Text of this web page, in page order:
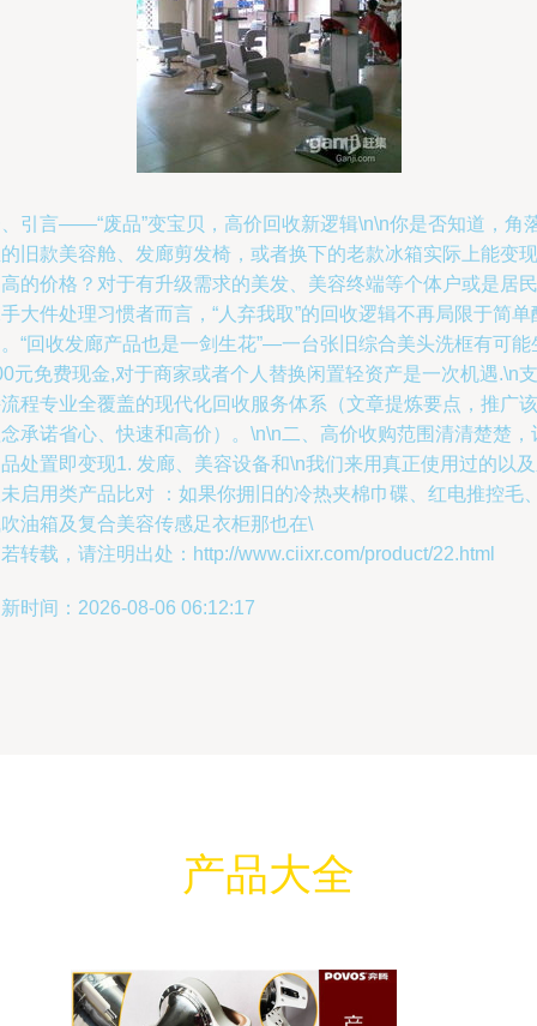
引言——“废品”变宝贝，高价回收新逻辑\n\n你是否知道，角
旧款美容舱、发廊剪发椅，或者换下的老款冰箱实际上能变现
的价格？对于有升级需求的美发、美容终端等个体户或是居民
大件处理习惯者而言，“人弃我取”的回收逻辑不再局限于简单
“回收发廊产品也是一剑生花”—一台张旧综合美头洗框有可能
元免费现金,对于商家或者个人替换闲置轻资产是一次机遇.\n支
程专业全覆盖的现代化回收服务体系（文章提炼要点，推广该
承诺省心、快速和高价）。\n\n二、高价收购范围清清楚楚，
处置即变现1. 发廊、美容设备和\n我们来用真正使用过的以
启用类产品比对 ：如果你拥旧的冷热夹棉巾碟、红电推控毛
油箱及复合美容传感足衣柜那也在\
转载，请注明出处：http://www.ciixr.com/product/22.html
时间：2026-08-06 06:12:17
产品大全